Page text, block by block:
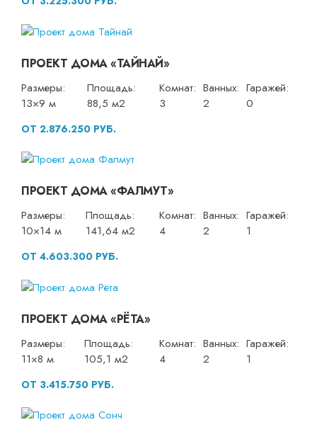
ПРОЕКТ ДОМА «ТАЙНАЙ»
Размеры:
13×9 м
Площадь:
88,5 м2
Комнат:
3
Ванных:
2
Гаражей:
0
ОТ 2.876.250 РУБ.
ПРОЕКТ ДОМА «ФАЛМУТ»
Размеры:
10×14 м
Площадь:
141,64 м2
Комнат:
4
Ванных:
2
Гаражей:
1
ОТ 4.603.300 РУБ.
ПРОЕКТ ДОМА «РЁТА»
Размеры:
11×8 м
Площадь:
105,1 м2
Комнат:
4
Ванных:
2
Гаражей:
1
ОТ 3.415.750 РУБ.